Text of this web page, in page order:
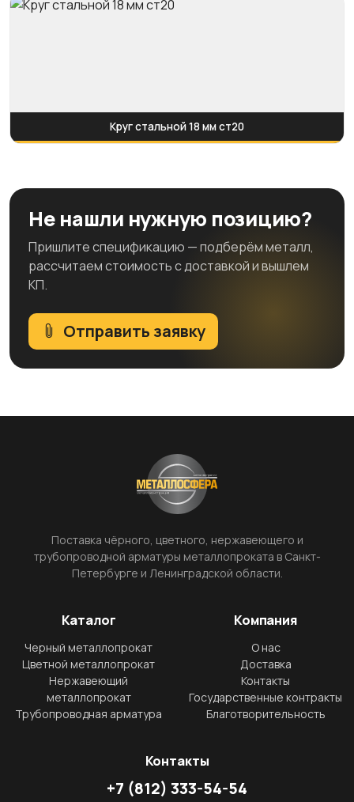
Круг стальной 18 мм ст20
Не нашли нужную позицию?
Пришлите спецификацию — подберём металл,
рассчитаем стоимость с доставкой и вышлем
КП.
Отправить заявку
Поставка чёрного, цветного, нержавеющего и
трубопроводной арматуры металлопроката в Санкт-
Петербурге и Ленинградской области.
Каталог
Черный металлопрокат
Цветной металлопрокат
Нержавеющий
металлопрокат
Трубопроводная арматура
Компания
О нас
Доставка
Контакты
Государственные контракты
Благотворительность
Контакты
+7 (812) 333-54-54